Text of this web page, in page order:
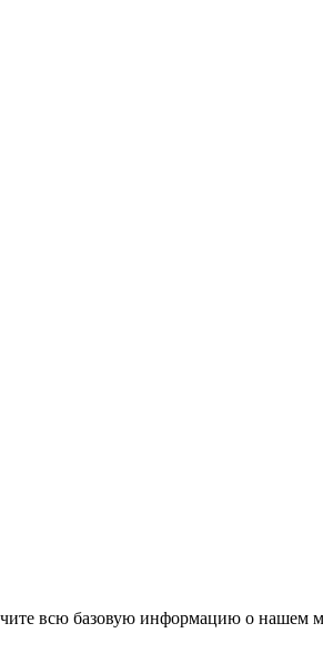
всю базовую информацию о нашем